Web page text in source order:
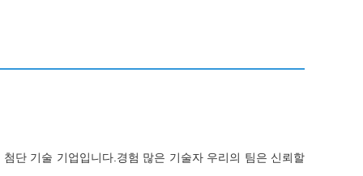
단 기술 기업입니다.경험 많은 기술자 우리의 팀은 신뢰할